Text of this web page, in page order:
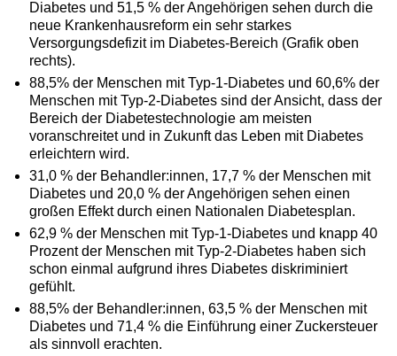
Diabetes und 51,5 % der Angehörigen sehen durch die
neue Krankenhausreform ein sehr starkes
Versorgungsdefizit im Diabetes-Bereich (Grafik oben
rechts).
88,5% der Menschen mit Typ-1-Diabetes und 60,6% der
Menschen mit Typ-2-Diabetes sind der Ansicht, dass der
Bereich der Diabetestechnologie am meisten
voranschreitet und in Zukunft das Leben mit Diabetes
erleichtern wird.
31,0 % der Behandler:innen, 17,7 % der Menschen mit
Diabetes und 20,0 % der Angehörigen sehen einen
großen Effekt durch einen Nationalen Diabetesplan.
62,9 % der Menschen mit Typ-1-Diabetes und knapp 40
Prozent der Menschen mit Typ-2-Diabetes haben sich
schon einmal aufgrund ihres Diabetes diskriminiert
gefühlt.
88,5% der Behandler:innen, 63,5 % der Menschen mit
Diabetes und 71,4 % die Einführung einer Zuckersteuer
als sinnvoll erachten.